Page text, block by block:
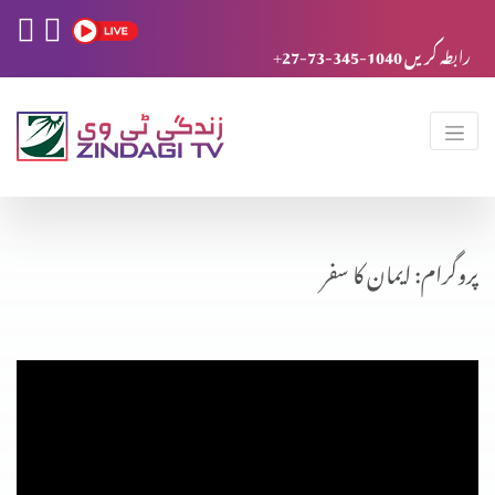
+27-73-345-1040 رابطہ کریں
پروگرام: ایمان کا سفر